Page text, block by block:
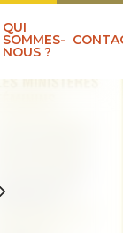
QUI
SOMMES-
NOUS ?